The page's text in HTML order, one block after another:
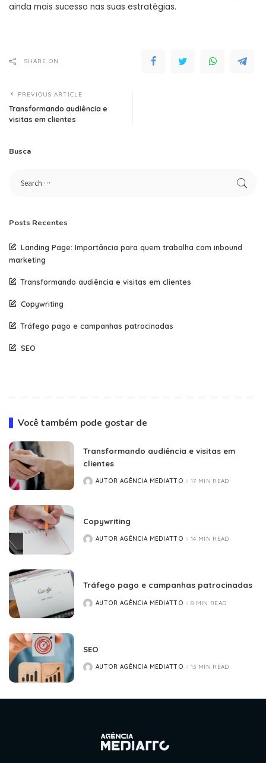
ainda mais sucesso nas suas estratégias.
SHARE ON
PREVIOUS ARTICLE
Transformando audiência e
visitas em clientes
Busca
Posts Recentes
Landing Page: Importância para quem trabalha com inbound
marketing
Transformando audiência e visitas em clientes
Copywriting
Tráfego pago e campanhas patrocinadas
SEO
Você também pode gostar de
Transformando audiência e visitas em
clientes
POSTEDAUTOR AGÊNCIA MEDIATTO 17 MIN READ
Copywriting
POSTEDAUTOR AGÊNCIA MEDIATTO 14 MIN READ
Tráfego pago e campanhas patrocinadas
POSTEDAUTOR AGÊNCIA MEDIATTO 8 MIN READ
SEO
POSTEDAUTOR AGÊNCIA MEDIATTO 13 MIN READ